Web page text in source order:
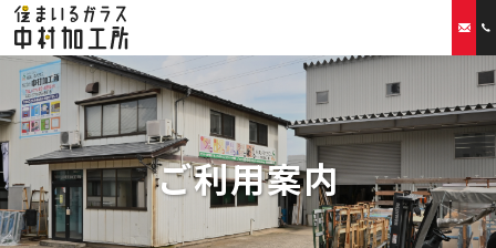
ホーム
当社の特徴
取扱商品
ご利用案内